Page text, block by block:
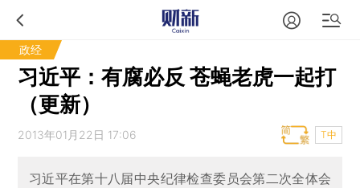
政经
习近平：有腐必反 苍蝇老虎一起打
（更新）
2013年01月22日 17:06 T中
习近平在第十八届中央纪律检查委员会第二次全体会